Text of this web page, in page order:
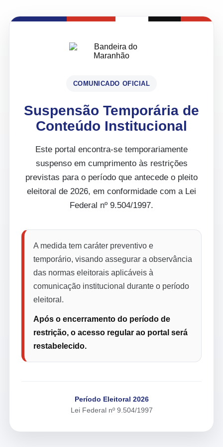
COMUNICADO OFICIAL
Suspensão Temporária de
Conteúdo Institucional
Este portal encontra-se temporariamente
suspenso em cumprimento às restrições
previstas para o período que antecede o pleito
eleitoral de 2026, em conformidade com a Lei
Federal nº 9.504/1997.
A medida tem caráter preventivo e
temporário, visando assegurar a observância
das normas eleitorais aplicáveis à
comunicação institucional durante o período
eleitoral.
Após o encerramento do período de
restrição, o acesso regular ao portal será
restabelecido.
Período Eleitoral 2026
Lei Federal nº 9.504/1997